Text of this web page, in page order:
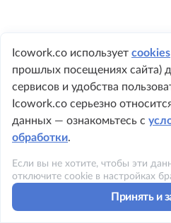
Icowork.co использует cookies
прошлых посещениях сайта)
сервисов и удобства
Icowork.co серьезно
данных — ознакомьтесь с
обработки.
Если вы не хотите, чтобы эти
отключите cookie в настройках
Принять и
+ 7 495
Политика
Условия